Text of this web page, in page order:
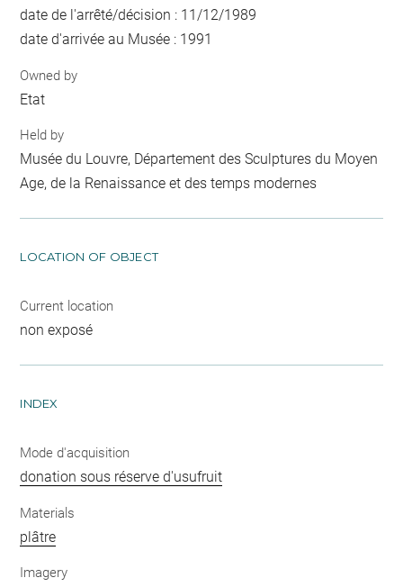
date de l'arrêté/décision : 11/12/1989
date d'arrivée au Musée : 1991
Owned by
Etat
Held by
Musée du Louvre, Département des Sculptures du Moyen
Age, de la Renaissance et des temps modernes
LOCATION OF OBJECT
Current location
non exposé
INDEX
Mode d'acquisition
donation sous réserve d'usufruit
Materials
plâtre
Imagery